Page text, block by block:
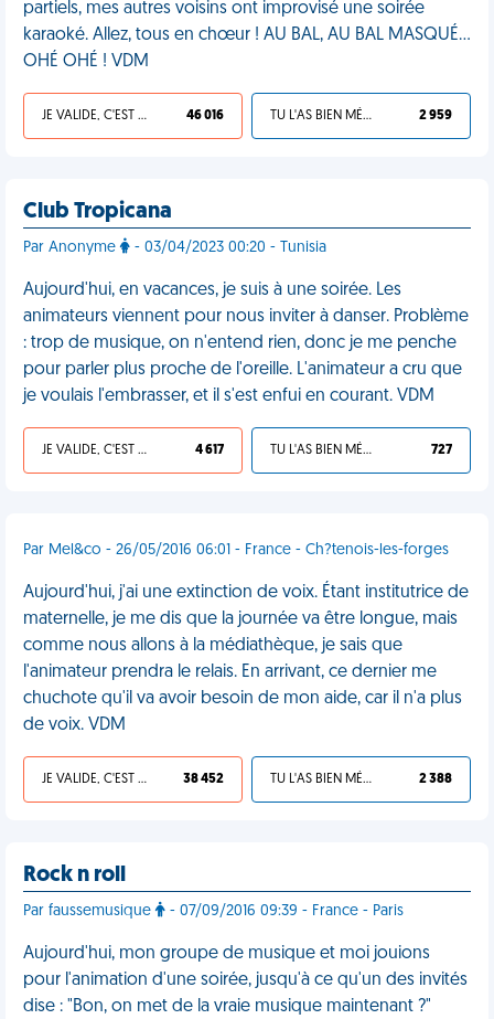
partiels, mes autres voisins ont improvisé une soirée
karaoké. Allez, tous en chœur ! AU BAL, AU BAL MASQUÉ…
OHÉ OHÉ ! VDM
JE VALIDE, C'EST UNE VDM 46 016 TU L'AS BIEN MÉRITÉ 2 959
Club Tropicana
Par Anonyme - 03/04/2023 00:20 - Tunisia
Aujourd'hui, en vacances, je suis à une soirée. Les
animateurs viennent pour nous inviter à danser. Problème
: trop de musique, on n'entend rien, donc je me penche
pour parler plus proche de l'oreille. L'animateur a cru que
je voulais l'embrasser, et il s'est enfui en courant. VDM
JE VALIDE, C'EST UNE VDM 4 617 TU L'AS BIEN MÉRITÉ 727
Par Mel&co - 26/05/2016 06:01 - France - Ch?tenois-les-forges
Aujourd'hui, j'ai une extinction de voix. Étant institutrice de
maternelle, je me dis que la journée va être longue, mais
comme nous allons à la médiathèque, je sais que
l'animateur prendra le relais. En arrivant, ce dernier me
chuchote qu'il va avoir besoin de mon aide, car il n'a plus
de voix. VDM
JE VALIDE, C'EST UNE VDM 38 452 TU L'AS BIEN MÉRITÉ 2 388
Rock n roll
Par faussemusique - 07/09/2016 09:39 - France - Paris
Aujourd'hui, mon groupe de musique et moi jouions
pour l'animation d'une soirée, jusqu'à ce qu'un des invités
dise : "Bon, on met de la vraie musique maintenant ?"